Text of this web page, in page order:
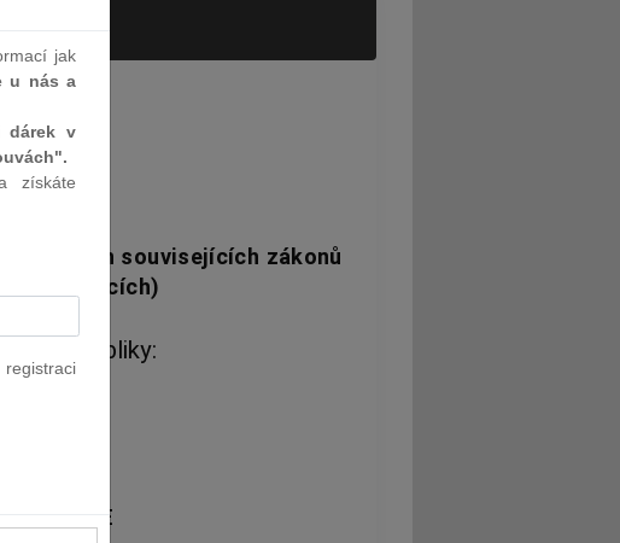
2005
některých souvisejících zákonů
komunikacích)
republiky:
jak
u nás a
dárek v
získáte